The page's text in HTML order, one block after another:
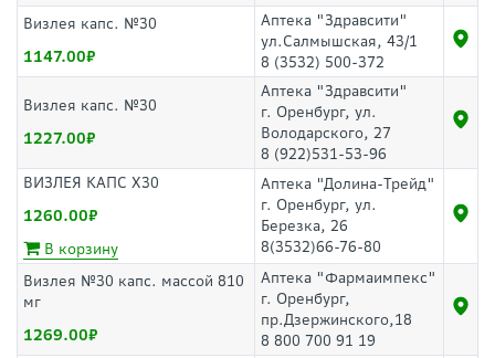
Визлея капс. №30
1147.00
Аптека "Здравсити"
ул.Салмышская, 43/1
8 (3532) 500-372
Визлея капс. №30
1227.00
Аптека "Здравсити"
г. Оренбург, ул.
Володарского, 27
8 (922)531-53-96
ВИЗЛЕЯ КАПС Х30
1260.00
В корзину
Аптека "Долина-Трейд"
г. Оренбург, ул.
Березка, 26
8(3532)66-76-80
Визлея №30 капс. массой 810
мг
1269.00
Аптека "Фармаимпекс"
г. Оренбург,
пр.Дзержинского,18
8 800 700 91 19